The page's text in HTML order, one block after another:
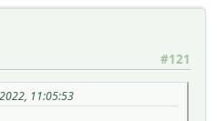
#121
11:05:53